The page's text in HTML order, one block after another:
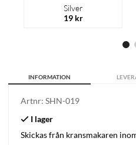
Silver
19 kr
INFORMATION
Artnr: SHN-019
Skickas från kransmakaren